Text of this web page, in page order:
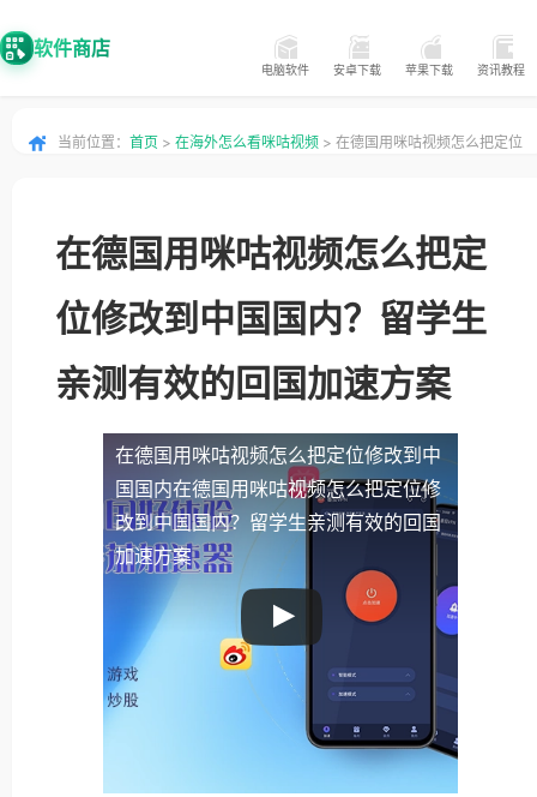
软件商店
电脑软件 安卓下载 苹果下载 资讯教程
当前位置： 首页 > 在海外怎么看咪咕视频 > 在德国用咪咕视频怎么把定位
在德国用咪咕视频怎么把定
位修改到中国国内？留学生
亲测有效的回国加速方案
在德国用咪咕视频怎么把定位修改到中
国国内在德国用咪咕视频怎么把定位修
改到中国国内？留学生亲测有效的回国
加速方案